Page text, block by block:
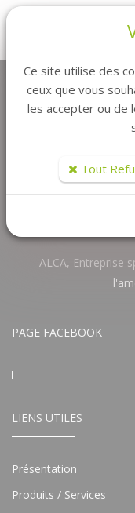
ALCA, Entreprise
PAGE FACEBOOK
LIENS UTILES
Présentation
Produits / Services
Ce site utilise des
ceux que vous
les accepter ou de
Tout